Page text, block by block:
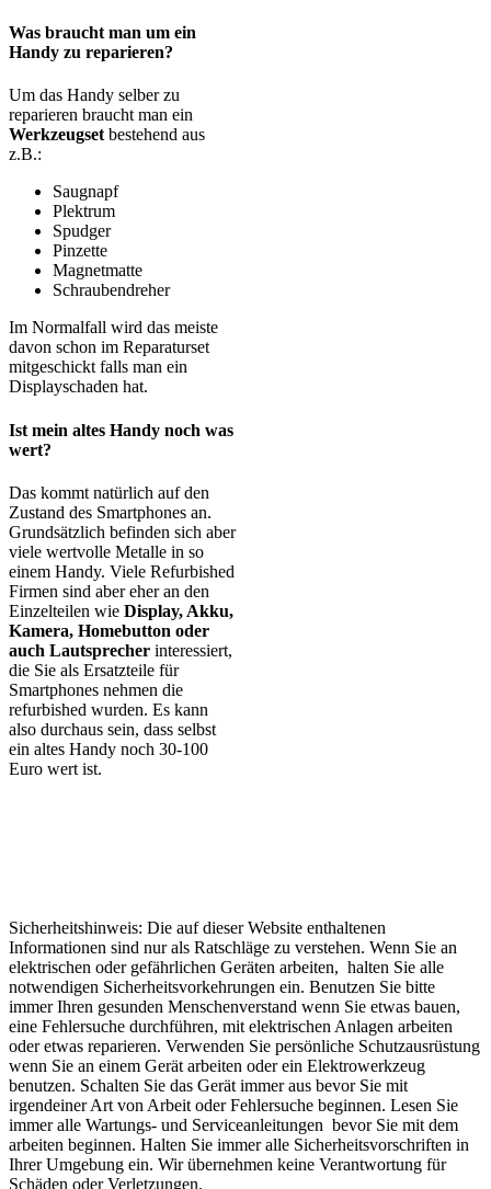
Was braucht man um ein
Handy zu reparieren?
Um das Handy selber zu
reparieren braucht man ein
Werkzeugset bestehend aus
z.B.:
Saugnapf
Plektrum
Spudger
Pinzette
Magnetmatte
Schraubendreher
Im Normalfall wird das meiste
davon schon im Reparaturset
mitgeschickt falls man ein
Displayschaden hat.
Ist mein altes Handy noch was
wert?
Das kommt natürlich auf den
Zustand des Smartphones an.
Grundsätzlich befinden sich aber
viele wertvolle Metalle in so
einem Handy. Viele Refurbished
Firmen sind aber eher an den
Einzelteilen wie Display, Akku,
Kamera, Homebutton oder
auch Lautsprecher interessiert,
die Sie als Ersatzteile für
Smartphones nehmen die
refurbished wurden. Es kann
also durchaus sein, dass selbst
ein altes Handy noch 30-100
Euro wert ist.
Sicherheitshinweis: Die auf dieser Website enthaltenen
Informationen sind nur als Ratschläge zu verstehen. Wenn Sie an
elektrischen oder gefährlichen Geräten arbeiten, halten Sie alle
notwendigen Sicherheitsvorkehrungen ein. Benutzen Sie bitte
immer Ihren gesunden Menschenverstand wenn Sie etwas bauen,
eine Fehlersuche durchführen, mit elektrischen Anlagen arbeiten
oder etwas reparieren. Verwenden Sie persönliche Schutzausrüstung
wenn Sie an einem Gerät arbeiten oder ein Elektrowerkzeug
benutzen. Schalten Sie das Gerät immer aus bevor Sie mit
irgendeiner Art von Arbeit oder Fehlersuche beginnen. Lesen Sie
immer alle Wartungs- und Serviceanleitungen bevor Sie mit dem
arbeiten beginnen. Halten Sie immer alle Sicherheitsvorschriften in
Ihrer Umgebung ein. Wir übernehmen keine Verantwortung für
Schäden oder Verletzungen.